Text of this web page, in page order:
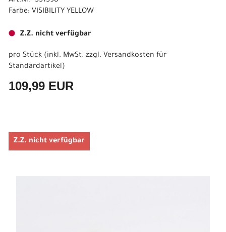
Farbe: VISIBILITY YELLOW
Z.Z. nicht verfügbar
pro Stück (inkl. MwSt. zzgl. Versandkosten für
Standardartikel)
109,99 EUR
Z.Z. nicht verfügbar